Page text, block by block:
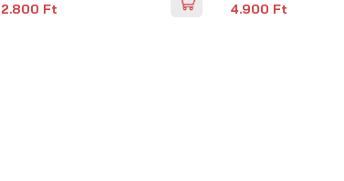
2.800 Ft 4.900 Ft